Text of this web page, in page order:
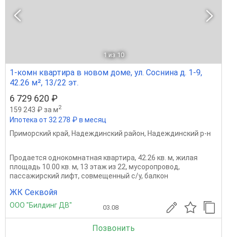
1 из 10
1-комн квартира в новом доме, ул. Соснина д. 1-9,
42.26 м², 13/22 эт.
6 729 620 ₽
159 243 ₽ за м2
Ипотека от 32 278 ₽ в месяц
Приморский край, Надеждинский район, Надеждинский р-н
Продается однокомнатная квартира, 42.26 кв. м, жилая
площадь 10.00 кв. м, 13 этаж из 22, мусоропровод,
пассажирский лифт, совмещенный с/у, балкон
ЖК Секвойя
ООО "Билдинг ДВ" 03.08
Позвонить